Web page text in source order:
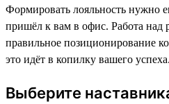
Формировать лояльность нужно
пришёл к вам в офис. Работа над
правильное позиционирование
это идёт в копилку вашего успеха.
Выберите